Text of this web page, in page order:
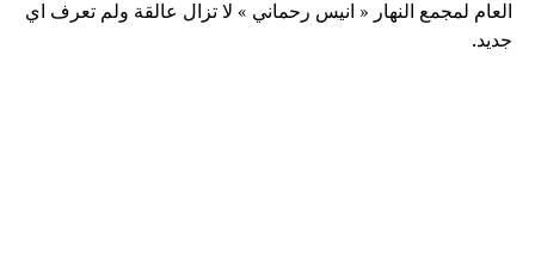
العام لمجمع النهار « انيس رحماني » لا تزال عالقة ولم تعرف اي
جديد.